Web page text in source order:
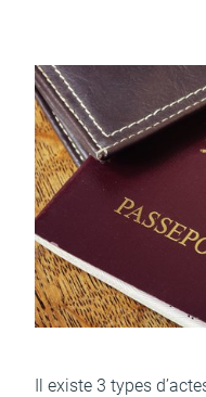
Mariage et PACS
Marchés publics
Il existe 3 types